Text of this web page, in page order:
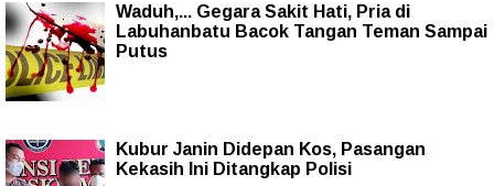
Waduh,... Gegara Sakit Hati, Pria di
Labuhanbatu Bacok Tangan Teman Sampai
Putus
Kubur Janin Didepan Kos, Pasangan
Kekasih Ini Ditangkap Polisi